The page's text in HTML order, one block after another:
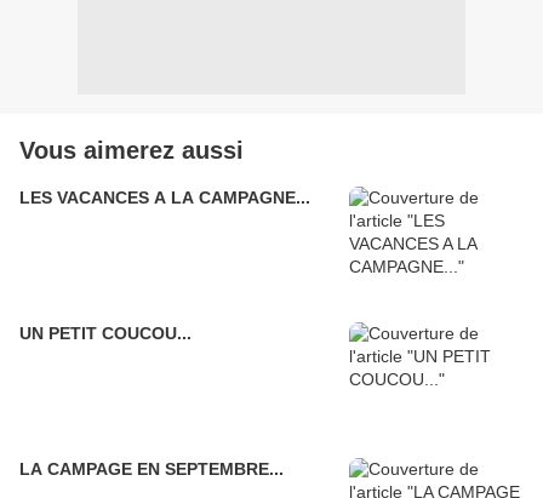
Vous aimerez aussi
LES VACANCES A LA CAMPAGNE...
UN PETIT COUCOU...
LA CAMPAGE EN SEPTEMBRE...